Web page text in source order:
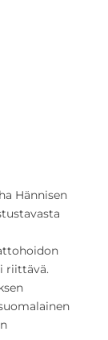
Hännisen
riittävä.